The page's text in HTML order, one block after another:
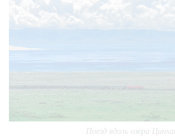
Поезд вдоль озера